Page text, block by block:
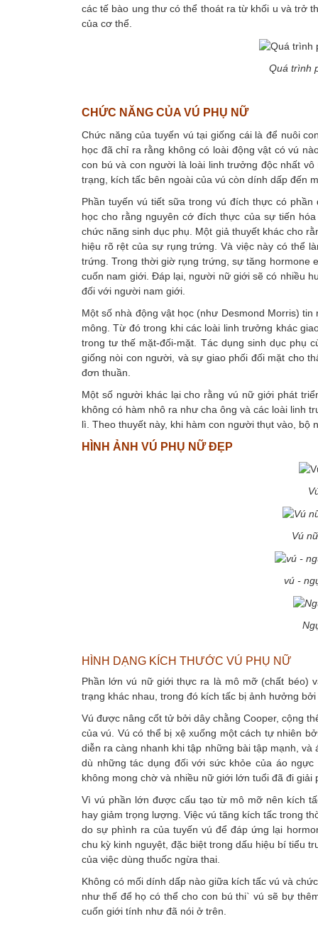
các tế bào ung thư có thể thoát ra từ khối u và trở
của cơ thể.
Quá trình
CHỨC NĂNG CỦA VÚ PHỤ NỮ
Chức năng của tuyến vú tại giống cái là để nuôi
học đã chỉ ra rằng không có loài động vật có vú
con bú và con người là loài linh trưởng độc nhất
trạng, kích tấc bên ngoài của vú còn dính dấp đến
Phần tuyến vú tiết sữa trong vú đích thực có
học cho rằng nguyên cớ đích thực của sự tiến
chức năng sinh dục phụ. Một giả thuyết khác cho
hiệu rõ rệt của sự rụng trứng. Và việc này có thể
trứng. Trong thời giờ rụng trứng, sự tăng hormone
cuốn nam giới. Đáp lại, người nữ giới sẽ có nhiều
đối với người nam giới.
Một số nhà động vật học (như Desmond Morris)
mông. Từ đó trong khi các loài linh trưởng khác
trong tư thế mặt-đối-mặt. Tác dụng sinh dục phụ
giống nòi con người, và sự giao phối đối mặt cho
đơn thuần.
Một số người khác lại cho rằng vú nữ giới phát
không có hàm nhô ra như cha ông và các loài linh
lì. Theo thuyết này, khi hàm con người thụt vào, bộ
HÌNH ẢNH VÚ PHỤ NỮ ĐẸP
Vú
vú -
HÌNH DẠNG KÍCH THƯỚC VÚ PHỤ NỮ
Phần lớn vú nữ giới thực ra là mô mỡ (chất béo)
trạng khác nhau, trong đó kích tấc bị ảnh hưởng
Vú được nâng cốt tử bởi dây chằng Cooper, cộng
của vú. Vú có thể bị xệ xuống một cách tự nhiên
diễn ra càng nhanh khi tập những bài tập mạnh,
dù những tác dụng đối với sức khỏe của áo
không mong chờ và nhiều nữ giới lớn tuổi đã đi giải
Vì vú phần lớn được cấu tạo từ mô mỡ nên kích
hay giảm trọng lượng. Việc vú tăng kích tấc trong
do sự phình ra của tuyến vú để đáp ứng lại
chu kỳ kinh nguyệt, đặc biệt trong dấu hiệu bí tiểu
của việc dùng thuốc ngừa thai.
Không có mối dính dấp nào giữa kích tấc vú và
như thế để họ có thể cho con bú thi` vú sẽ bự
cuốn giới tính như đã nói ở trên.